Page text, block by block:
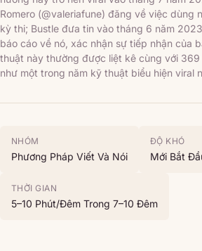
Romero (@valeriafune) đăng về việc dùng
kỳ thi; Bustle đưa tin vào tháng 6 năm
báo cáo về nó, xác nhận sự tiếp nhận của
thuật này thường được liệt kê cùng với
như một trong năm kỹ thuật biểu hiện viral
NHÓM
Phương Pháp Viết Và Nói
ĐỘ KHÓ
Mới Bắt
THỜI GIAN
5–10 Phút/đêm Trong 7–10 Đêm